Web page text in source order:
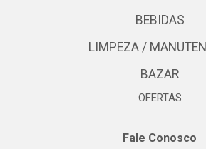
BEBIDAS
LIMPEZA /
BAZAR
OFERTAS
Fale Conosco